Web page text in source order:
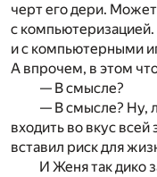
черт его дери.
с компьютеризацией.
и с компьютерными
А впрочем, в этом
— В смысле?
— В смысле? Ну,
входить во вкус
вставил риск для
И Женя так дико